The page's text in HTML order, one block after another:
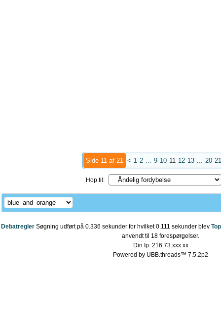
Side 11 af 21 < 1 2 ... 9 10 11 12 13 ... 20 21
Hop til:
Debatregler Søgning udført på 0.336 sekunder for hvilket 0.111 sekunder blev
anvendt til 18 forespørgelser.
Din Ip: 216.73.xxx.xx
Powered by UBB.threads™ 7.5.2p2